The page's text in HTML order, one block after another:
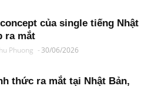
của single tiếng Nhật
ra mắt
Phuong - 30/06/2026
thức ra mắt tại Nhật Bản,